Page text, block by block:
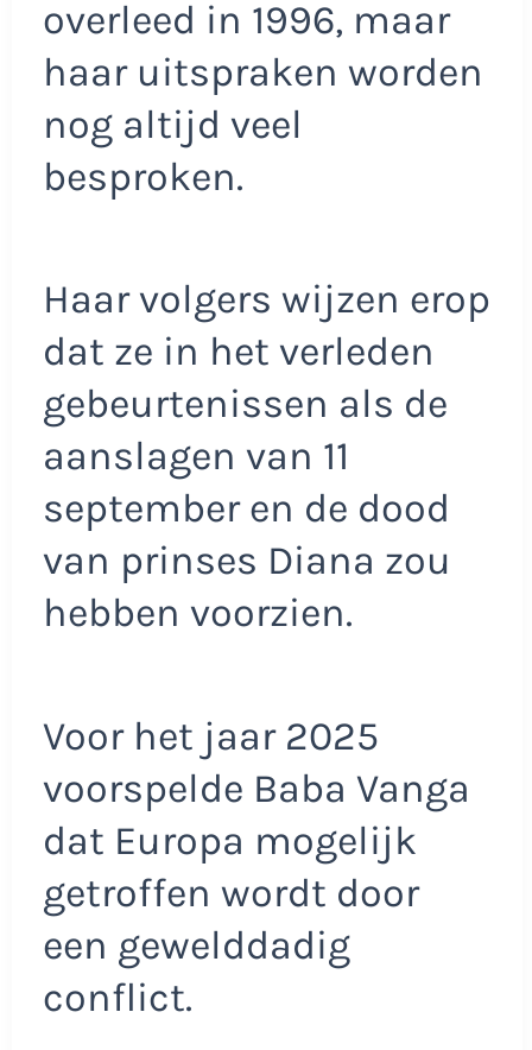
overleed in 1996, maar
haar uitspraken worden
nog altijd veel
besproken.
Haar volgers wijzen erop
dat ze in het verleden
gebeurtenissen als de
aanslagen van 11
september en de dood
van prinses Diana zou
hebben voorzien.
Voor het jaar 2025
voorspelde Baba Vanga
dat Europa mogelijk
getroffen wordt door
een gewelddadig
conflict.